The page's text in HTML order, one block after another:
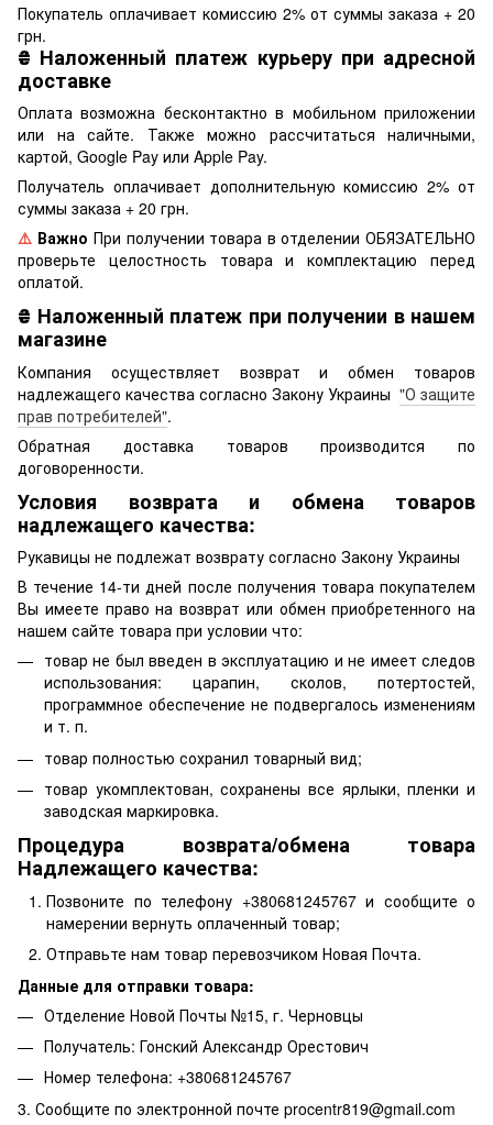
Покупатель оплачивает комиссию 2% от суммы заказа + 20
грн.
₴ Наложенный платеж курьеру при адресной
доставке
Оплата возможна бесконтактно в мобильном приложении
или на сайте. Также можно рассчитаться наличными,
картой, Google Pay или Apple Pay.
Получатель оплачивает дополнительную комиссию 2% от
суммы заказа + 20 грн.
⚠️ Важно При получении товара в отделении ОБЯЗАТЕЛЬНО
проверьте целостность товара и комплектацию перед
оплатой.
₴ Наложенный платеж при получении в нашем
магазине
Компания осуществляет возврат и обмен товаров
надлежащего качества согласно Закону Украины "О защите
прав потребителей".
Обратная доставка товаров производится по
договоренности.
Условия возврата и обмена товаров
надлежащего качества:
Рукавицы не подлежат возврату согласно Закону Украины
В течение 14-ти дней после получения товара покупателем
Вы имеете право на возврат или обмен приобретенного на
нашем сайте товара при условии что:
товар не был введен в эксплуатацию и не имеет следов
использования: царапин, сколов, потертостей,
программное обеспечение не подвергалось изменениям
и т. п.
товар полностью сохранил товарный вид;
товар укомплектован, сохранены все ярлыки, пленки и
заводская маркировка.
Процедура возврата/обмена товара
Надлежащего качества:
Позвоните по телефону +380681245767 и сообщите о
намерении вернуть оплаченный товар;
Отправьте нам товар перевозчиком Новая Почта.
Данные для отправки товара:
Отделение Новой Почты №15, г. Черновцы
Получатель: Гонский Александр Орестович
Номер телефона: +380681245767
3. Сообщите по электронной почте procentr819@gmail.com